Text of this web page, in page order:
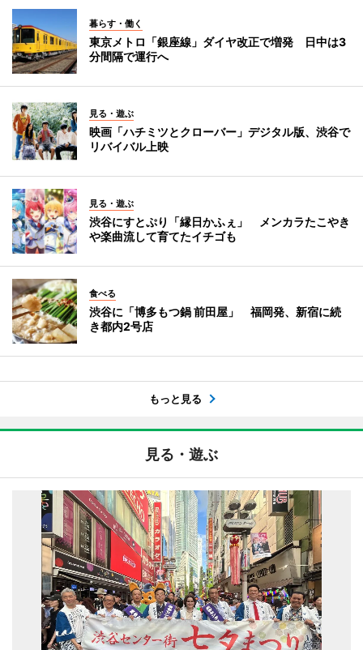
暮らす・働く
東京メトロ「銀座線」ダイヤ改正で増発 日中は3
分間隔で運行へ
見る・遊ぶ
映画「ハチミツとクローバー」デジタル版、渋谷で
リバイバル上映
見る・遊ぶ
渋谷にすとぷり「縁日かふぇ」 メンカラたこやき
や楽曲流して育てたイチゴも
食べる
渋谷に「博多もつ鍋 前田屋」 福岡発、新宿に続
き都内2号店
もっと見る
見る・遊ぶ